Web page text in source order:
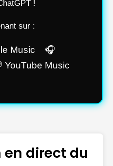
!
sur :
Music 🎧
Music
en direct du